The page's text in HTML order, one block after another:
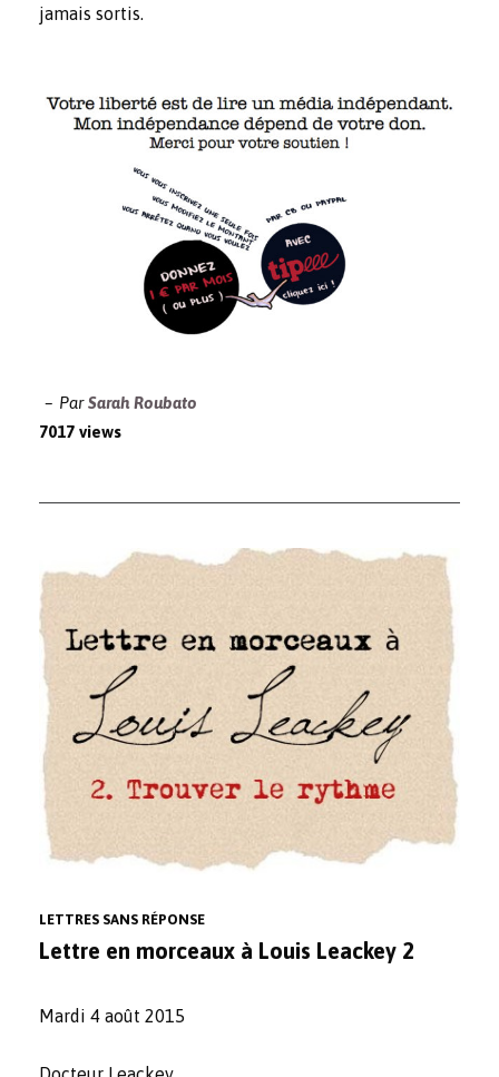
jamais sortis.
ParSarah Roubato
7017 views
LETTRES SANS RÉPONSE
Lettre en morceaux à Louis Leackey 2
Mardi 4 août 2015